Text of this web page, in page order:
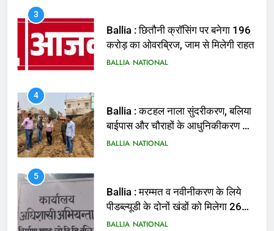
3
Ballia : छितौनी क्रॉसिंग पर बनेगा 196
करोड़ का ओवरब्रिज, जाम से मिलेगी राहत
BALLIA NATIONAL
4
Ballia : कटहल नाला सुंदरीकरण, बलिया
बाईपास और चौराहों के आधुनिकीकरण की
तैयारी तेज
BALLIA NATIONAL
5
Ballia : मरम्मत व नवीनीकरण के लिये
पीडब्ल्यूडी के दोनों खंडों को मिलेगा 26
करोड़
BALLIA NATIONAL